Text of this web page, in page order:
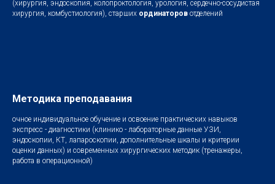
(хирургия, эндоскопия, колопроктология, урология, сердечно-сосудистая
хирургия, комбустиология), старших ординаторов отделений
Методика преподавания
очное индивидуальное обучение и освоение практических навыков
экспресс - диагностики (клинико - лабораторные данные УЗИ,
эндоскопии, КТ, лапароскопии, дополнительные шкалы и критерии
оценки данных) и современных хирургических методик (тренажеры,
работа в операционной)